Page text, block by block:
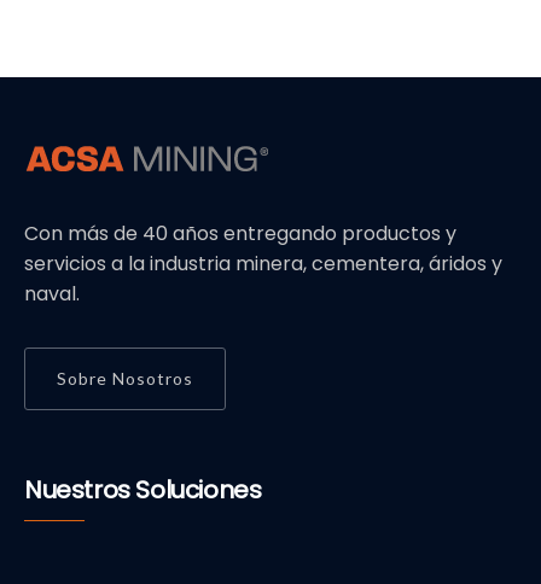
Con más de 40 años entregando productos y
servicios a la industria minera, cementera, áridos y
naval.
Sobre Nosotros
Nuestros Soluciones